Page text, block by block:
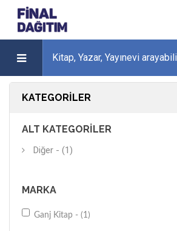
KATEGORILER
ALT KATEGORILER
Diğer - (1)
MARKA
Ganj Kitap - (1)